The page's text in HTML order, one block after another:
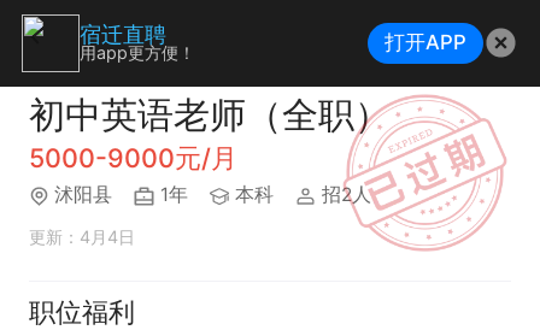
初中英语老师（全职）
5000-9000元/月
沭阳县 1年 本科 招2人
更新：4月4日
职位福利
宿迁直聘
用app更方便！ 打开APP